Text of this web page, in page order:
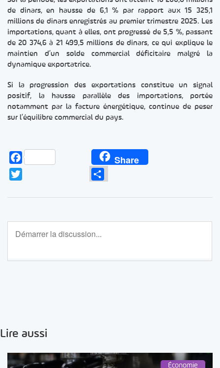
de dinars, en hausse de 6,1 % par rapport aux 15 325,1
millions de dinars enregistrés au premier trimestre 2025. Les
importations, quant à elles, ont progressé de 5,5 %, passant
de 20 374,6 à 21 499,5 millions de dinars, ce qui explique le
maintien d’un solde commercial déficitaire malgré la
dynamique exportatrice.
Si la progression des exportations constitue un signal
positif, la hausse parallèle des importations, portée
notamment par la facture énergétique, continue de peser
sur l’équilibre commercial du pays.
Facebook Share
Lire aussi
Économie